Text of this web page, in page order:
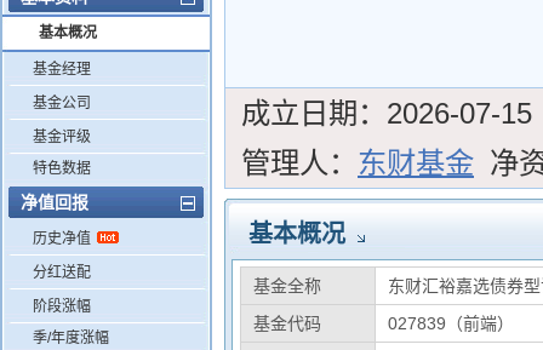
基本概况
基金经理
基金公司
基金评级
特色数据
净值回报
历史净值
分红送配
阶段涨幅
季/年度涨幅
成立日期： 2026-07-15
管理人： 东财基金 净
基本概况
基金全称
东财汇裕嘉选债券
基金代码
027839（前端）